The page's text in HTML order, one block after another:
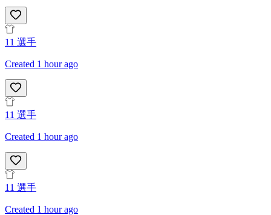
11 選手
Created 1 hour ago
11 選手
Created 1 hour ago
11 選手
Created 1 hour ago